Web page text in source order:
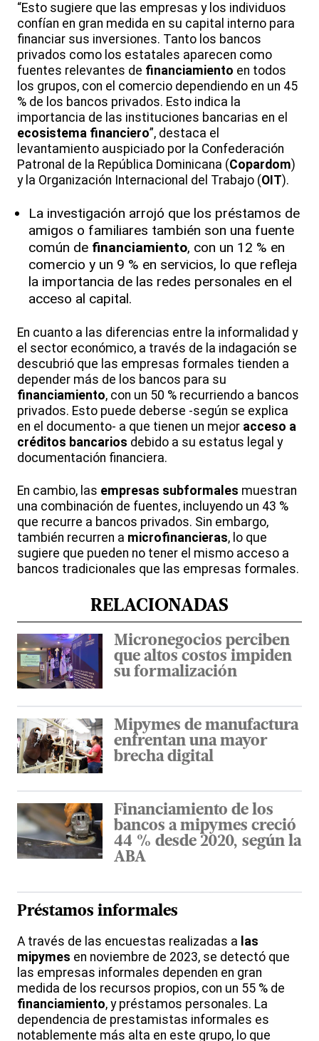
“Esto sugiere que las empresas y los individuos
confían en gran medida en su capital interno para
financiar sus inversiones. Tanto los bancos
privados como los estatales aparecen como
fuentes relevantes de financiamiento en todos
los grupos, con el comercio dependiendo en un 45
% de los bancos privados. Esto indica la
importancia de las instituciones bancarias en el
ecosistema financiero”, destaca el
levantamiento auspiciado por la Confederación
Patronal de la República Dominicana (Copardom)
y la Organización Internacional del Trabajo (OIT).
La investigación arrojó que los préstamos de
amigos o familiares también son una fuente
común de financiamiento, con un 12 % en
comercio y un 9 % en servicios, lo que refleja
la importancia de las redes personales en el
acceso al capital.
En cuanto a las diferencias entre la informalidad y
el sector económico, a través de la indagación se
descubrió que las empresas formales tienden a
depender más de los bancos para su
financiamiento, con un 50 % recurriendo a bancos
privados. Esto puede deberse -según se explica
en el documento- a que tienen un mejor acceso a
créditos bancarios debido a su estatus legal y
documentación financiera.
En cambio, las empresas subformales muestran
una combinación de fuentes, incluyendo un 43 %
que recurre a bancos privados. Sin embargo,
también recurren a microfinancieras, lo que
sugiere que pueden no tener el mismo acceso a
bancos tradicionales que las empresas formales.
RELACIONADAS
Micronegocios perciben
que altos costos impiden
su formalización
Mipymes de manufactura
enfrentan una mayor
brecha digital
Financiamiento de los
bancos a mipymes creció
44 % desde 2020, según la
ABA
Préstamos informales
A través de las encuestas realizadas a las
mipymes en noviembre de 2023, se detectó que
las empresas informales dependen en gran
medida de los recursos propios, con un 55 % de
financiamiento, y préstamos personales. La
dependencia de prestamistas informales es
notablemente más alta en este grupo, lo que